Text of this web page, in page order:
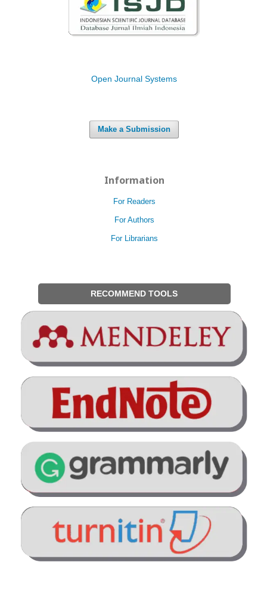
Open Journal Systems
Make a Submission
Information
For Readers
For Authors
For Librarians
RECOMMEND TOOLS